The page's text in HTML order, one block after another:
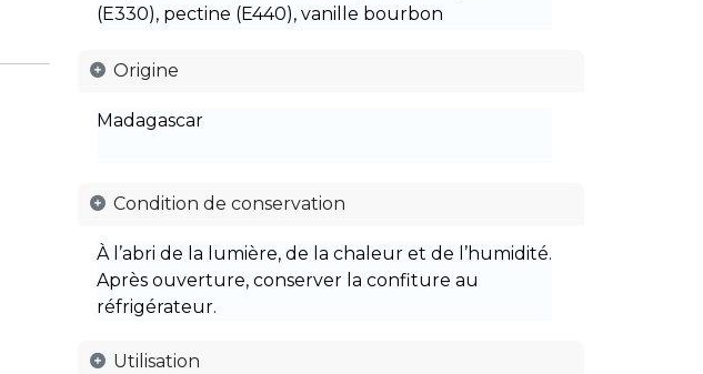
(E330), pectine (E440), vanille bourbon
Origine
Madagascar
Condition de conservation
À l’abri de la lumière, de la chaleur et de l’humidité.
Après ouverture, conserver la confiture au
réfrigérateur.
Utilisation